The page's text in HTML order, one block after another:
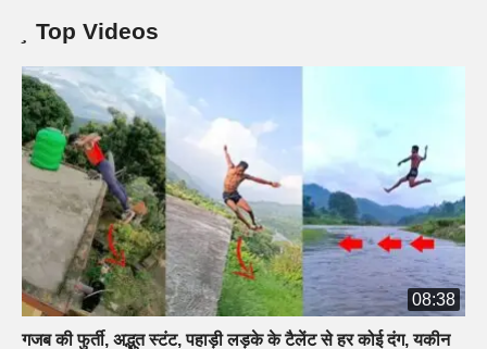
Top Videos
08:38
गजब की फुर्ती, अद्भुत स्टंट, पहाड़ी लड़के के टैलेंट से हर कोई दंग, यकीन